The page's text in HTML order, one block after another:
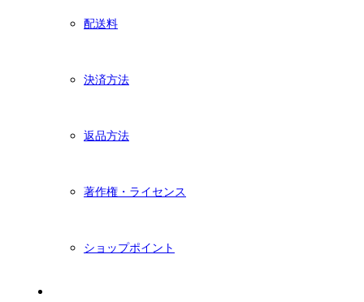
配送料
決済方法
返品方法
著作権・ライセンス
ショップポイント